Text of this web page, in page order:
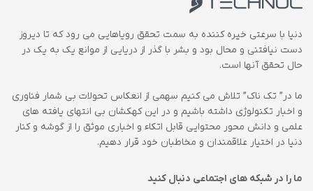
دنیا با سرعتی خیره کننده به سمت تحقق رویاهایی می رود که تا دیروز
دست نیافتنی و محال بود و بشر با گذر از دریایی از موانع یک به یک در
حال تحقق آنها است.
ما در” تک ناک” تلاش می کنیم سهمی از انعکاس تحولات بی شمار فناوری
و اخبار تکنولوژی داشته باشیم و در این کهکشان بی انتهای یافته های
علمی و دانش محور محتوایی قابل اتکاء و اخباری موثق را از گوشه و کنار
دنیا در اختیار علاقمندان و مخاطبان خود قرار دهیم.
ما را در شبکه های اجتماعی دنبال کنید